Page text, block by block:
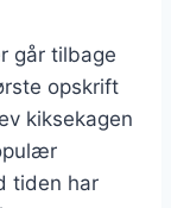
går tilbage
opskrift
kiksekagen
tiden har